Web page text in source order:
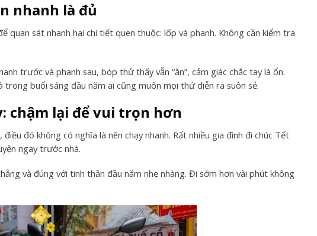
nhanh là đủ
sát nhanh hai chi tiết quen thuộc: lốp và phanh. Không cần kiểm tra
trước và phanh sau, bóp thử thấy vẫn “ăn”, cảm giác chắc tay là ổn.
buổi sáng đầu năm ai cũng muốn mọi thứ diễn ra suôn sẻ.
chậm lại để vui trọn hơn
đó không có nghĩa là nên chạy nhanh. Rất nhiều gia đình đi chúc Tết
ngay trước nhà.
và đúng với tinh thần đầu năm nhẹ nhàng. Đi sớm hơn vài phút không